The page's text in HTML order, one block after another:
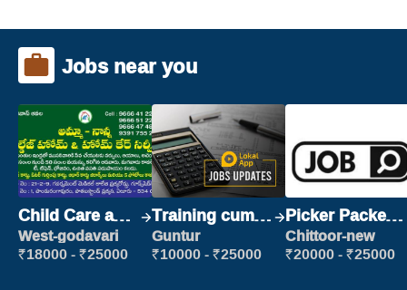
Jobs near you
Child Care and
Patient care
West-godavari
₹18000 - ₹25000
Training cum
Placement
Guntur
₹10000 - ₹25000
Picker Packer
(Picking &
Packing)
Chittoor-new
₹20000 - ₹25000